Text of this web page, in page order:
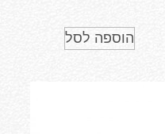
הוספה לסל